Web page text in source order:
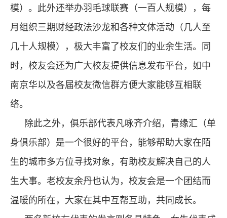
模）。此外还举办羽毛球联赛（一百人规模），每
月组织三期财经政法沙龙和各种文体活动（几人至
几十人规模），极大丰富了校友们的业余生活。同
时，校友会还为广大校友提供信息发布平台，如中
南京华以及各届校友微信群方便大家能够互相联
络。
除此之外，俱乐部代表凡咏齐介绍，青缘汇（单
身俱乐部）是一个很好的平台，能够帮助大家在陌
生的城市多方位寻找对象，有助校友解决自己的人
生大事。老校友余丹也认为，校友会是一个团结而
温暖的所在，大家在其中互帮互助，共同成长。